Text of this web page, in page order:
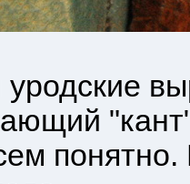
уродские
понятно.